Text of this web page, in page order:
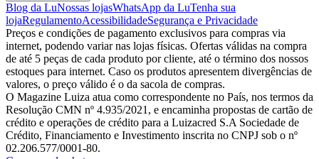
Blog da LuNossas lojasWhatsApp da LuTenha sua
lojaRegulamentoAcessibilidadeSegurança e Privacidade
Preços e condições de pagamento exclusivos para compras via
internet, podendo variar nas lojas físicas. Ofertas válidas na compra
de até 5 peças de cada produto por cliente, até o término dos nossos
estoques para internet. Caso os produtos apresentem divergências de
valores, o preço válido é o da sacola de compras.
O Magazine Luiza atua como correspondente no País, nos termos da
Resolução CMN nº 4.935/2021, e encaminha propostas de cartão de
crédito e operações de crédito para a Luizacred S.A Sociedade de
Crédito, Financiamento e Investimento inscrita no CNPJ sob o nº
02.206.577/0001-80.